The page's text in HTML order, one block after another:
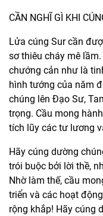
CẦN NGHĨ GÌ KHI
Lửa cúng Sur cần
sơ thiêu cháy mê
chướng cản như là
hình tướng của năm
chúng lên Đạo Sư,
trọng. Cầu mong
tích lũy các tư lương
Hãy cúng dường
trói buộc bởi lời thề,
Nhờ làm thế, cầu
triển và các hoạt
rộng khắp! Hãy cúng